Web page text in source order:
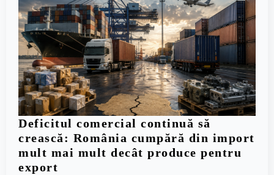
Deficitul comercial continuă să
crească: România cumpără din import
mult mai mult decât produce pentru
export